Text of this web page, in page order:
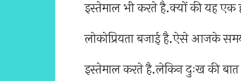
इस्तेमाल भी करते है.क्यों की यह
लोकोप्रियता बजाई है.ऐसे आजके
इस्तेमाल करते है.लेकिन दुःख की